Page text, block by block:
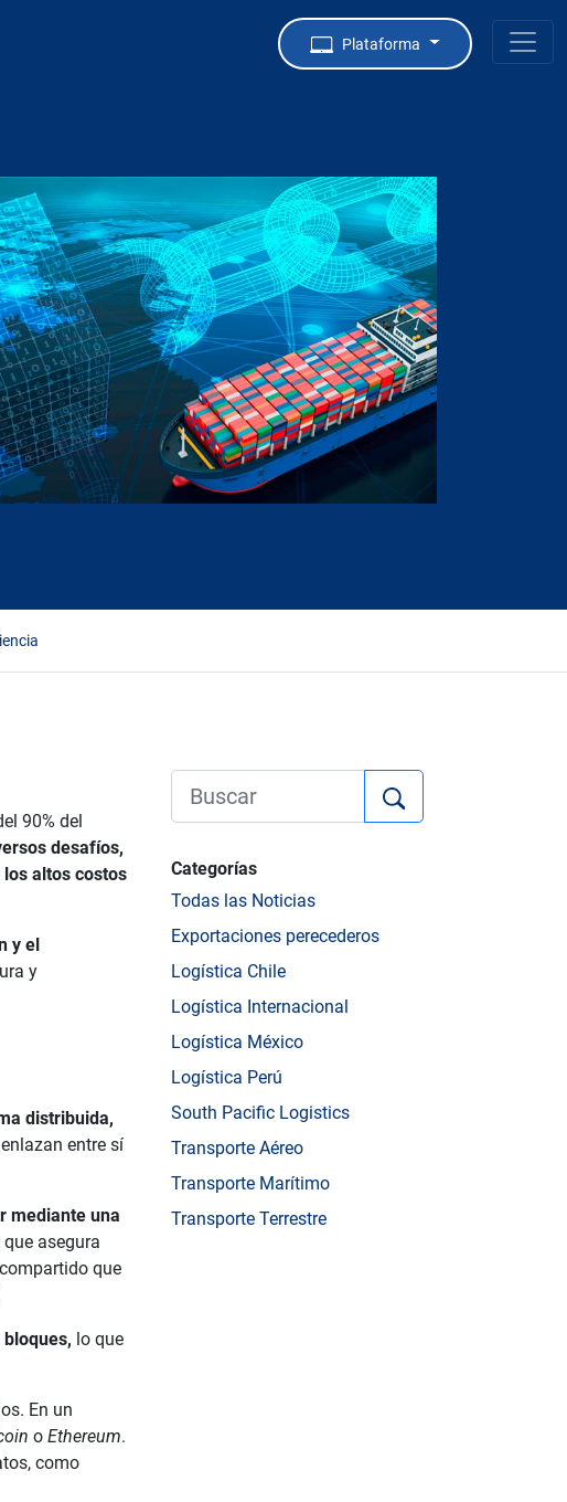
Plataforma
90% del
desafíos,
altos costos
y el
y
distribuida,
entre sí
mediante una
asegura
que
lo que
En un
o Ethereum.
como
Categorías
Todas las Noticias
Exportaciones perecederos
Logística Chile
Logística Internacional
Logística México
Logística Perú
South Pacific Logistics
Transporte Aéreo
Transporte Marítimo
Transporte Terrestre